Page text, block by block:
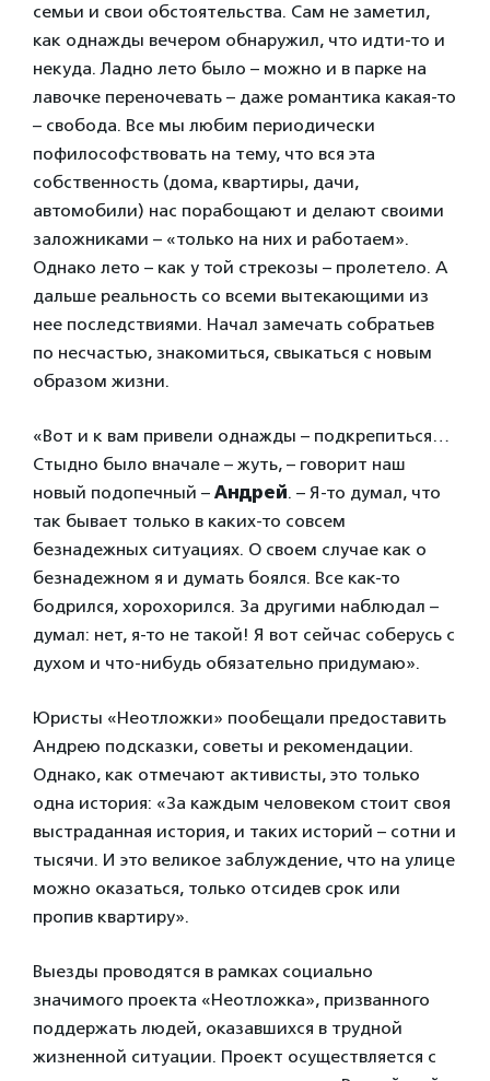
семьи и свои обстоятельства. Сам не заметил,
как однажды вечером обнаружил, что идти-то и
некуда. Ладно лето было – можно и в парке на
лавочке переночевать – даже романтика какая-то
– свобода. Все мы любим периодически
пофилософствовать на тему, что вся эта
собственность (дома, квартиры, дачи,
автомобили) нас порабощают и делают своими
заложниками – «только на них и работаем».
Однако лето – как у той стрекозы – пролетело. А
дальше реальность со всеми вытекающими из
нее последствиями. Начал замечать собратьев
по несчастью, знакомиться, свыкаться с новым
образом жизни.
«Вот и к вам привели однажды – подкрепиться…
Стыдно было вначале – жуть, – говорит наш
новый подопечный – Андрей. – Я-то думал, что
так бывает только в каких-то совсем
безнадежных ситуациях. О своем случае как о
безнадежном я и думать боялся. Все как-то
бодрился, хорохорился. За другими наблюдал –
думал: нет, я-то не такой! Я вот сейчас соберусь с
духом и что-нибудь обязательно придумаю».
Юристы «Неотложки» пообещали предоставить
Андрею подсказки, советы и рекомендации.
Однако, как отмечают активисты, это только
одна история: «За каждым человеком стоит своя
выстраданная история, и таких историй – сотни и
тысячи. И это великое заблуждение, что на улице
можно оказаться, только отсидев срок или
пропив квартиру».
Выезды проводятся в рамках социально
значимого проекта «Неотложка», призванного
поддержать людей, оказавшихся в трудной
жизненной ситуации. Проект осуществляется с